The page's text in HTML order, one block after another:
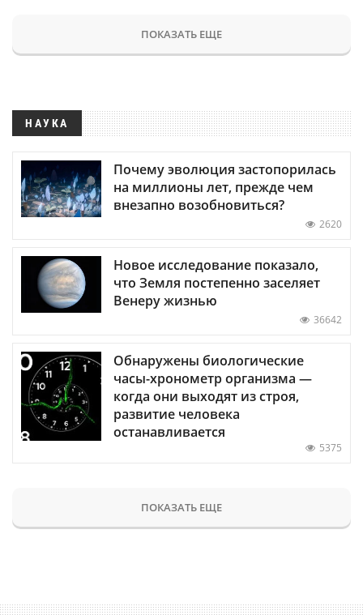
ПОКАЗАТЬ ЕЩЕ
НАУКА
Почему эволюция застопорилась
на миллионы лет, прежде чем
внезапно возобновиться?
2620
Новое исследование показало,
что Земля постепенно заселяет
Венеру жизнью
36642
Обнаружены биологические
часы-хронометр организма —
когда они выходят из строя,
развитие человека
останавливается
5375
ПОКАЗАТЬ ЕЩЕ